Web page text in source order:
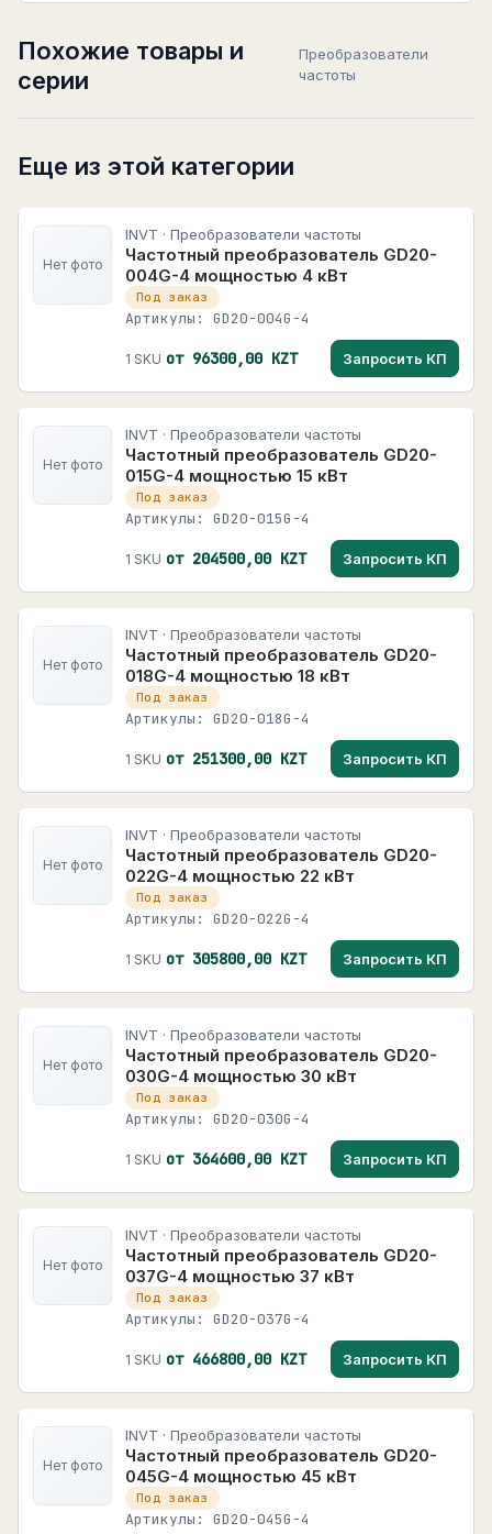
Похожие товары и
серии
Преобразователи
частоты
Еще из этой категории
Нет фото
INVT · Преобразователи частоты
Частотный преобразователь GD20-
004G-4 мощностью 4 кВт
Под заказ
Артикулы: GD20-004G-4
1 SKU от 96300,00 KZT Запросить КП
Нет фото
INVT · Преобразователи частоты
Частотный преобразователь GD20-
015G-4 мощностью 15 кВт
Под заказ
Артикулы: GD20-015G-4
1 SKU от 204500,00 KZT Запросить КП
Нет фото
INVT · Преобразователи частоты
Частотный преобразователь GD20-
018G-4 мощностью 18 кВт
Под заказ
Артикулы: GD20-018G-4
1 SKU от 251300,00 KZT Запросить КП
Нет фото
INVT · Преобразователи частоты
Частотный преобразователь GD20-
022G-4 мощностью 22 кВт
Под заказ
Артикулы: GD20-022G-4
1 SKU от 305800,00 KZT Запросить КП
Нет фото
INVT · Преобразователи частоты
Частотный преобразователь GD20-
030G-4 мощностью 30 кВт
Под заказ
Артикулы: GD20-030G-4
1 SKU от 364600,00 KZT Запросить КП
Нет фото
INVT · Преобразователи частоты
Частотный преобразователь GD20-
037G-4 мощностью 37 кВт
Под заказ
Артикулы: GD20-037G-4
1 SKU от 466800,00 KZT Запросить КП
Нет фото
INVT · Преобразователи частоты
Частотный преобразователь GD20-
045G-4 мощностью 45 кВт
Под заказ
Артикулы: GD20-045G-4